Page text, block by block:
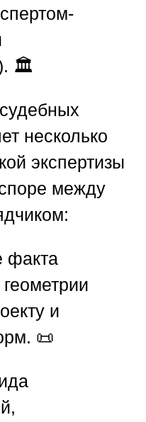
🏛️
несколько
экспертизы
между
факта
и
📜